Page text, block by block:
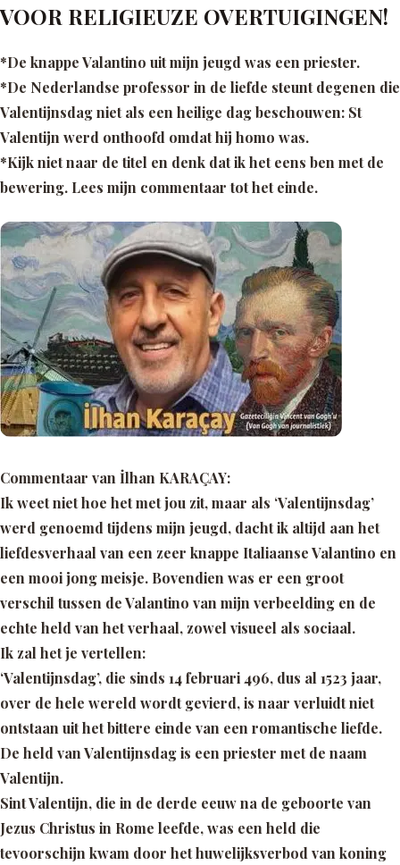
VOOR RELIGIEUZE OVERTUIGINGEN!
*De knappe Valantino uit mijn jeugd was een priester.
*De Nederlandse professor in de liefde steunt degenen die
Valentijnsdag niet als een heilige dag beschouwen: St
Valentijn werd onthoofd omdat hij homo was.
*Kijk niet naar de titel en denk dat ik het eens ben met de
bewering. Lees mijn commentaar tot het einde.
Commentaar van İlhan KARAÇAY:
Ik weet niet hoe het met jou zit, maar als ‘Valentijnsdag’
werd genoemd tijdens mijn jeugd, dacht ik altijd aan het
liefdesverhaal van een zeer knappe Italiaanse Valantino en
een mooi jong meisje. Bovendien was er een groot
verschil tussen de Valantino van mijn verbeelding en de
echte held van het verhaal, zowel visueel als sociaal.
Ik zal het je vertellen:
‘Valentijnsdag’, die sinds 14 februari 496, dus al 1523 jaar,
over de hele wereld wordt gevierd, is naar verluidt niet
ontstaan uit het bittere einde van een romantische liefde.
De held van Valentijnsdag is een priester met de naam
Valentijn.
Sint Valentijn, die in de derde eeuw na de geboorte van
Jezus Christus in Rome leefde, was een held die
tevoorschijn kwam door het huwelijksverbod van koning